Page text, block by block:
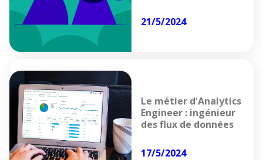
21/5/2024
Le métier d'Analytics
Engineer : ingénieur
des flux de données
17/5/2024